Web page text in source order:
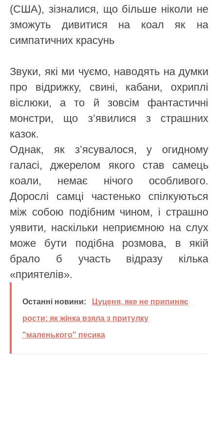
(США), зізналися, що більше ніколи не
зможуть дивитися на коал як на
симпатичних красунь
Звуки, які ми чуємо, наводять на думки
про відрижку, свині, кабани, охриплі
віслюки, а то й зовсім фантастичні
монстри, що з’явилися з страшних
казок.
Однак, як з’ясувалося, у огидному
галасі, джерелом якого став самець
коали, немає нічого особливого.
Дорослі самці частенько спілкуються
між собою подібним чином, і страшно
уявити, наскільки неприємною на слух
може бути подібна розмова, в якій
брало б участь відразу кілька
«приятелів».
Останні новини:
Цуценя, яке не припиняє
рости: як жінка взяла з притулку
"маленького" песика